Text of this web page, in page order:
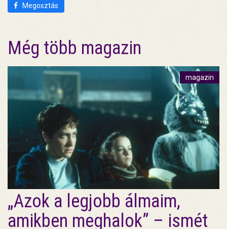
Megosztás
Még több magazin
magazin
„Azok a legjobb álmaim,
amikben meghalok” – ismét